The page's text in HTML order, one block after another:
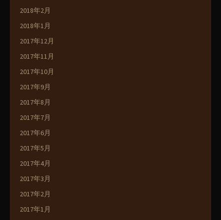
2018年2月
2018年1月
2017年12月
2017年11月
2017年10月
2017年9月
2017年8月
2017年7月
2017年6月
2017年5月
2017年4月
2017年3月
2017年2月
2017年1月